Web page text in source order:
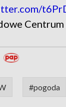
Centrum
#pogoda